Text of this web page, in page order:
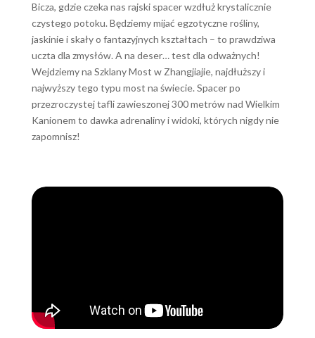
Bicza, gdzie czeka nas rajski spacer wzdłuż krystalicznie
czystego potoku. Będziemy mijać egzotyczne rośliny,
jaskinie i skały o fantazyjnych kształtach – to prawdziwa
uczta dla zmysłów. A na deser… test dla odważnych!
Wejdziemy na Szklany Most w Zhangjiajie, najdłuższy i
najwyższy tego typu most na świecie. Spacer po
przezroczystej tafli zawieszonej 300 metrów nad Wielkim
Kanionem to dawka adrenaliny i widoki, których nigdy nie
zapomnisz!